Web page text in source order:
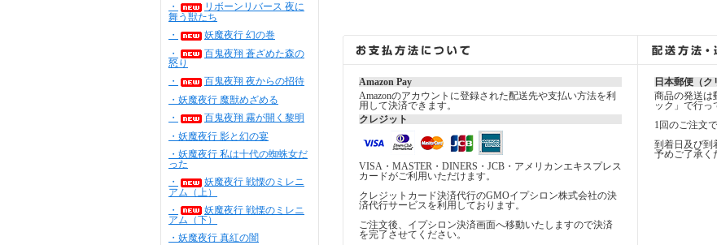
・
リボーンリバース 夜に
舞う獣たち
・
妖魔夜行 幻の巻
・
百鬼夜翔 蒼ざめた森の
怒り
・
百鬼夜翔 夜からの招待
・妖魔夜行 魔獣めざめる
・
百鬼夜翔 霧が開く黎明
・妖魔夜行 影と幻の宴
・妖魔夜行 私は十代の蜘蛛女だ
った
・
妖魔夜行 戦慄のミレニ
アム（上）
・
妖魔夜行 戦慄のミレニ
アム（下）
・妖魔夜行 真紅の闇
Amazon Pay
Amazonのアカウントに登録された配送先や支払い方法を利
用して決済できます。
クレジット
VISA・MASTER・DINERS・JCB・アメリカンエキスプレス
カードがご利用いただけます。
クレジットカード決済代行のGMOイプシロン株式会社の決
済代行サービスを利用しております。
ご注文後、イプシロン決済画面へ移動いたしますので決済
を完了させてください。
日本郵便（ク
商品の発送は
ック」で行っ
1回のご注文
到着日及び到
予めご了承く